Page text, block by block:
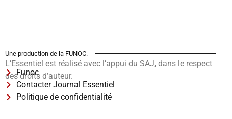
Une production de la FUNOC.
L’Essentiel est réalisé avec l’appui du SAJ, dans le respect
des droits d’auteur.
Funoc
Contacter Journal Essentiel
Politique de confidentialité